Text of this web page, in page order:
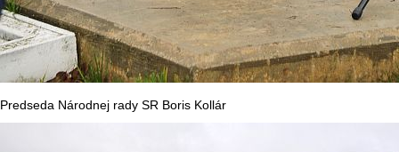
Predseda Národnej rady SR Boris Kollár